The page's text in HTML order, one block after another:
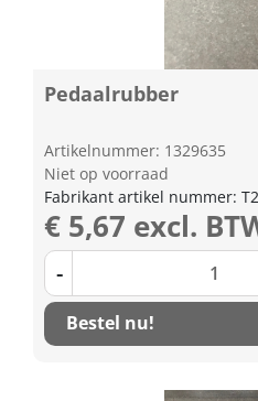
Pedaalrubber
Artikelnummer: 1329635
Niet op voorraad
Fabrikant artikel nummer:
€ 5,67 excl.
-
Bestel nu!